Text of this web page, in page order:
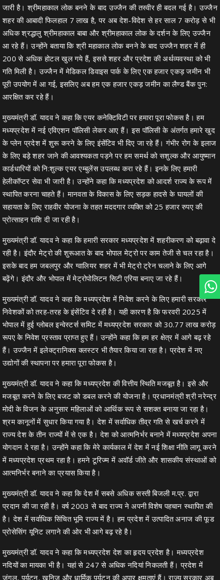
जारी है। श्रीमहाकाल लोक बनने के बाद उज्जैन की तस्वीर ही बदल गई है। उज्जैन
शहर की आबादी फिलहाल 7 लाख है, पर अब देश-विदेश से हर साल 7 करोड़ से भी
अधिक श्रद्धालु श्रीमहाकाल बाबा और श्रीमहाकाल लोक के दर्शन के लिए उज्जैन
आ रहे हैं। उन्होंने बताया कि श्री महाकाल लोक बनने के बाद उज्जैन शहर में ही
200 से अधिक होटल खुल गये हैं, इससे शहर और प्रदेश की अर्थव्यवस्था को भी
गति मिली है। उज्जैन में मेडिकल डिवाइस पार्क के लिए एक हजार एकड़ जमीन भी
पूरी उपयोग में आ गई, इसलिए अब हम एक हजार एकड़ जमीन का लैण्ड बैंक पुन:
आरक्षित कर रहे हैं।
मुख्यमंत्री डॉ. यादव ने कहा कि एयर कनेक्टिविटी पर हमारा पूरा फोकस है। हम
मध्यप्रदेश में नई एविएशन पॉलिसी लेकर आए हैं। इस पॉलिसी के अंतर्गत हमारे खुद
के प्लेन प्रदेश में शुरू करने के लिए इंसेंटिव भी दिए जा रहे हैं। गंभीर रोग के इलाज
के लिए बड़े शहर जाने की आवश्यकता पड़ने पर हम समर्थ को सशुल्क और आयुष्मान
कार्डधारियों को नि:शुल्क एयर एम्बुलेंस उपलब्ध करा रहे हैं। इनके लिए हमारी
हेलीकॉप्टर सेवा भी जारी है। उन्होंने कहा कि मध्यप्रदेश को आदर्श राज्य के रूप में
स्थापित करना चाहते हैं। मानवता के विकास के लिए सड़क हादसे के घायलों की
सहायता के लिए राहवीर योजना के तहत मददगार व्यक्ति को 25 हजार रुपए की
प्रोत्साहन राशि दी जा रही है।
मुख्यमंत्री डॉ. यादव ने कहा कि हमारी सरकार मध्यप्रदेश में शहरीकरण को बढ़ावा दे
रही है। इंदौर मेट्रो की शुरूआत के बाद भोपाल मेट्रो पर काम तेजी से चल रहा है।
इसके बाद हम जबलपुर और ग्वालियर शहर में भी मेट्रो ट्रेन चलाने के लिए आगे
बढ़ेंगे। इंदौर और भोपाल में मेट्रोपोलिटन सिटी एरिया बनाए जा रहे हैं।
मुख्यमंत्री डॉ. यादव ने कहा कि मध्यप्रदेश में निवेश करने के लिए हमारी सरकार
निवेशकों को तरह-तरह के इंसेंटिव दे रही है। यही कारण है कि फरवरी 2025 में
भोपाल में हुई ग्लोबल इन्वेस्टर्स समिट में मध्यप्रदेश सरकार को 30.77 लाख करोड़
रूपए के निवेश प्रस्ताव प्राप्त हुए हैं। उन्होंने कहा कि हम हर क्षेत्र में आगे बढ़ रहे
हैं। उज्जैन में इलेक्ट्रानिक्स क्लस्टर भी तैयार किया जा रहा है। प्रदेश में नए
उद्योगों की स्थापना पर हमारा पूरा फोकस है।
मुख्यमंत्री डॉ. यादव ने कहा कि मध्यप्रदेश की वित्तीय स्थिति मजबूत है। इसे और
मजबूत करने के लिए बजट को डबल करने की योजना है। प्रधानमंत्री श्री नरेन्द्र
मोदी के विजन के अनुसार महिलाओं को आर्थिक रूप से सशक्त बनाया जा रहा है।
श्रम कानूनों में सुधार किया गया है। देश में सर्वाधिक तीव्र गति से खर्च करने में
राज्य देश के तीन राज्यों में से एक है। देश को आत्मनिर्भर बनाने में मध्यप्रदेश अपना
योगदान दे रहा है। उन्होंने कहा कि मेरे कार्यकाल में देश में नई शिक्षा नीति लागू करने
में मध्यप्रदेश प्रथम रहा है। हमने टूरिज्म में अवॉर्ड जीते और शासकीय संस्थाओं को
आत्मनिर्भर बनाने का प्रयास किया है।
मुख्यमंत्री डॉ. यादव ने कहा कि देश में सबसे अधिक सस्ती बिजली म.प्र. द्वारा
प्रदान की जा रही है। वर्ष 2003 से बाद राज्य ने अपनी विशेष पहचान स्थापित की
है। देश में सर्वाधिक सिंचित भूमि राज्य में है। हम प्रदेश में उत्पादित अनाज की फूड
प्रोसेसिंग यूनिट लगाने की ओर भी आगे बढ़ रहे है।
मुख्यमंत्री डॉ. यादव ने कहा कि मध्यप्रदेश देश का हृदय प्रदेश है। मध्यप्रदेश
नदियों का मायका भी है। यहां से 247 से अधिक नदियां निकलती हैं। प्रदेश में
जंगल, पर्यटन, खनिज और धार्मिक पर्यटन की अपार क्षमताएं हैं। राज्य सरकार अब